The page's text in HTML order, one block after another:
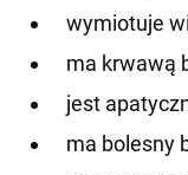
wymiotuje
ma krwawą
jest
ma bolesny